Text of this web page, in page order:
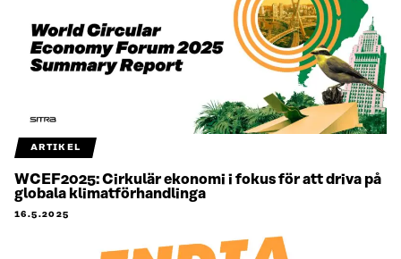
ARTIKEL
WCEF2025: Cirkulär ekonomi i fokus för att driva på
globala klimatförhandlinga
16.5.2025